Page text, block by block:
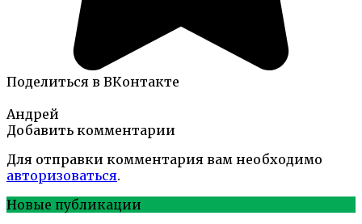
Поделиться в ВКонтакте
Андрей
Добавить комментарии
Для отправки комментария вам необходимо
авторизоваться.
Новые публикации